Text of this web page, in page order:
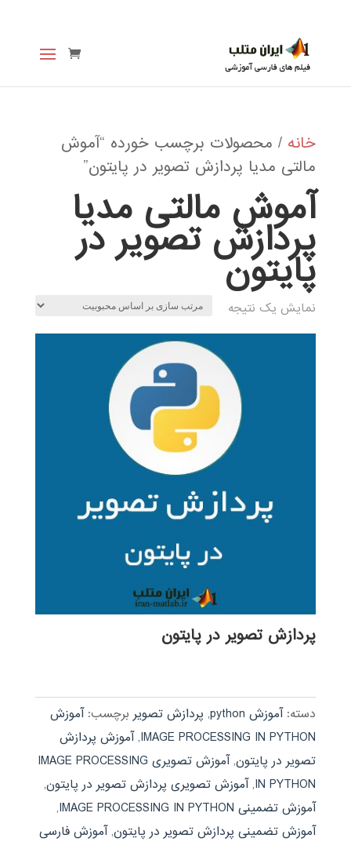
خانه / محصولات برچسب خورده “آموش
مالتی مدیا پردازش تصویر در پایتون”
آموش مالتی مدیا
پردازش تصویر در
پایتون
نمایش یک نتیجه
پردازش تصویر در پایتون
دسته:آموزش python , پردازش تصویر برچسب:آموزش
IMAGE PROCESSING IN PYTHON
,آموزش پردازش
تصویر در پایتون,
آموزش تصویری IMAGE PROCESSING
IN PYTHON
,آموزش تصویری پردازش تصویر در پایتون,
آموزش تضمینی IMAGE PROCESSING IN PYTHON
,
آموزش تضمینی پردازش تصویر در پایتون,آموزش فارسی